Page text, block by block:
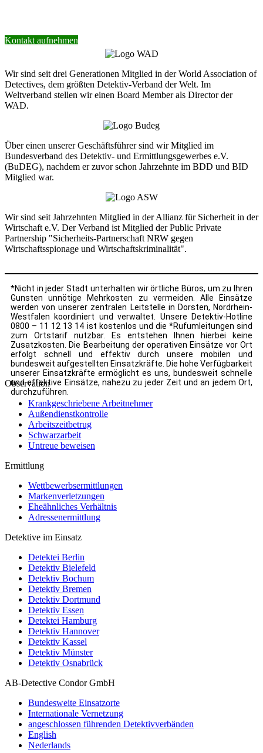
Kontakt aufnehmen
Wir sind seit drei Generationen Mitglied in der World Association of
Detectives, dem größten Detektiv-Verband der Welt. Im
Weltverband stellen wir einen Board Member als Director der
WAD.
Über einen unserer Geschäftsführer sind wir Mitglied im
Bundesverband des Detektiv- und Ermittlungsgewerbes e.V.
(BuDEG), nachdem er zuvor schon Jahrzehnte im BDD und BID
Mitglied war.
Wir sind seit Jahrzehnten Mitglied in der Allianz für Sicherheit in der
Wirtschaft e.V. Der Verband ist Mitglied der Public Private
Partnership "Sicherheits-Partnerschaft NRW gegen
Wirtschaftsspionage und Wirtschaftskriminalität".
*Nicht in jeder Stadt unterhalten wir örtliche Büros, um zu Ihren
Gunsten unnötige Mehrkosten zu vermeiden. Alle Einsätze
werden von unserer zentralen Leitstelle in Dorsten, Nordrhein-
Westfalen koordiniert und verwaltet. Unsere Detektiv-Hotline
0800 – 11 12 13 14 ist kostenlos und die *Rufumleitungen sind
zum Ortstarif nutzbar. Es entstehen Ihnen hierbei keine
Zusatzkosten. Die Bearbeitung der operativen Einsätze vor Ort
erfolgt schnell und effektiv durch unsere mobilen und
bundesweit aufgestellten Einsatzkräfte. Die hohe Verfügbarkeit
unserer Einsatzkräfte ermöglicht es uns, bundesweit schnelle
und effektive Einsätze, nahezu zu jeder Zeit und an jedem Ort,
durchzuführen.
Observation
Krankgeschriebene Arbeitnehmer
Außendienstkontrolle
Arbeitszeitbetrug
Schwarzarbeit
Untreue beweisen
Ermittlung
Wettbewerbsermittlungen
Markenverletzungen
Eheähnliches Verhältnis
Adressenermittlung
Detektive im Einsatz
Detektei Berlin
Detektiv Bielefeld
Detektiv Bochum
Detektiv Bremen
Detektiv Dortmund
Detektiv Essen
Detektei Hamburg
Detektiv Hannover
Detektiv Kassel
Detektiv Münster
Detektiv Osnabrück
AB-Detective Condor GmbH
Bundesweite Einsatzorte
Internationale Vernetzung
angeschlossen führenden Detektivverbänden
English
Nederlands